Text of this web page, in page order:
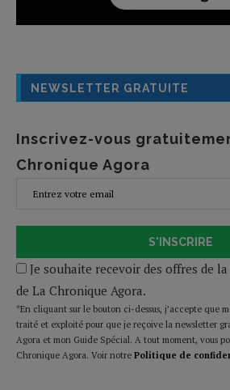
NEWSLETTER GRATUITE
Inscrivez-vous
Chronique Agora
S'INSCRIRE
Je souhaite recevoir des offres de
de La Chronique Agora.
*En cliquant sur le bouton ci-dessus, j’accepte que
traité et exploité pour que je reçoive la newsletter
Agora et mon Guide Spécial. A tout moment, vous
Chronique Agora. Voir notre Politique de